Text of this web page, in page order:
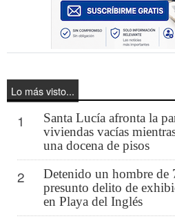
Lo más visto...
1
Santa Lucía afronta la
viviendas vacías
una docena de pisos
2
Detenido un hombre de
presunto delito de
en Playa del Inglés